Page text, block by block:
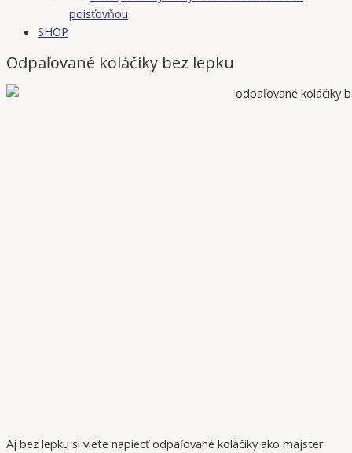
poisťovňou
SHOP
Odpaľované koláčiky bez lepku
Aj bez lepku si viete napiecť odpaľované koláčiky ako majster